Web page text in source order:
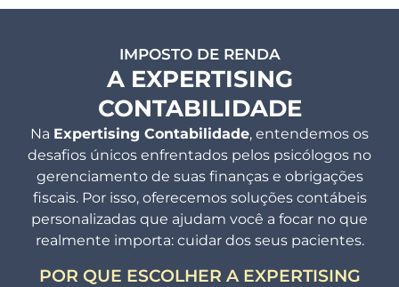
IMPOSTO DE RENDA
A EXPERTISING
CONTABILIDADE
Na Expertising Contabilidade, entendemos os
desafios únicos enfrentados pelos psicólogos no
gerenciamento de suas finanças e obrigações
fiscais. Por isso, oferecemos soluções contábeis
personalizadas que ajudam você a focar no que
realmente importa: cuidar dos seus pacientes.
POR QUE ESCOLHER A EXPERTISING